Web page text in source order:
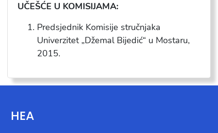
UČEŠĆE U KOMISIJAMA:
Predsjednik Komisije stručnjaka
Univerzitet „Džemal Bijedić“ u Mostaru,
2015.
HEA